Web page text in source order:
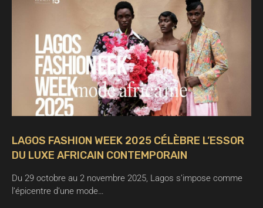
LAGOS FASHION WEEK 2025 CÉLÈBRE L’ESSOR
DU LUXE AFRICAIN CONTEMPORAIN
Du 29 octobre au 2 novembre 2025, Lagos s’impose comme
l’épicentre d’une mode…